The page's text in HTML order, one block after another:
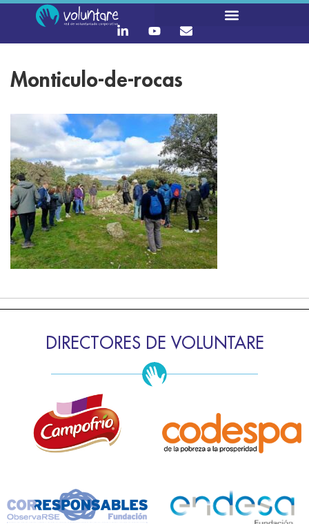
Monticulo-de-rocas
DIRECTORES DE VOLUNTARE